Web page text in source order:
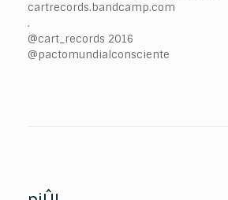
cartrecords.bandcamp.com
.
@cart_records 2016
@pactomundialconsciente